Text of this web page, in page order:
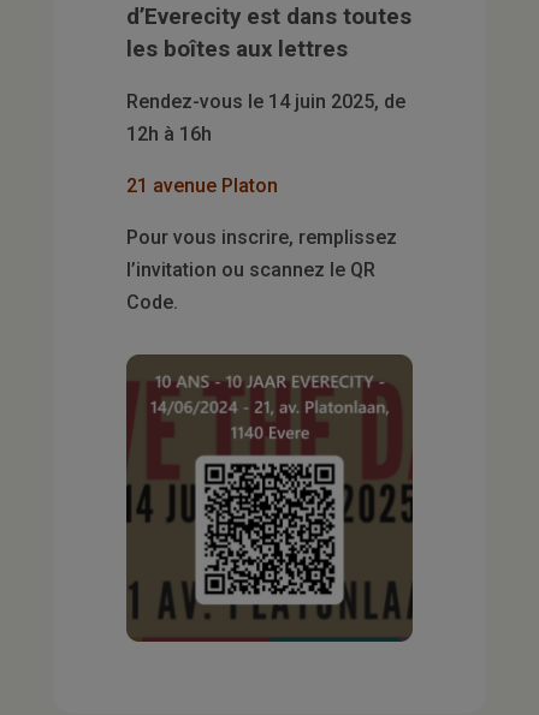
d’Everecity est dans toutes
les boîtes aux lettres
Rendez-vous le 14 juin 2025, de
12h à 16h
21 avenue Platon
Pour vous inscrire, remplissez
l’invitation ou scannez le QR
Code.